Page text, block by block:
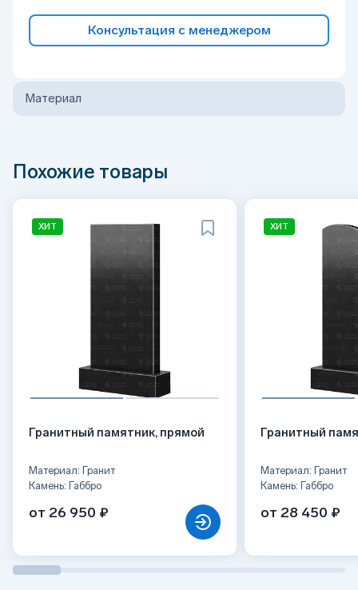
Консультация с менеджером
Материал
Похожие товары
ХИТ
Гранитный памятник, прямой
Материал: Гранит
Камень: Габбро
от 26 950 ₽
ХИТ
Гранитный
Материал: Гранит
Камень: Габбро
от 28 450 ₽